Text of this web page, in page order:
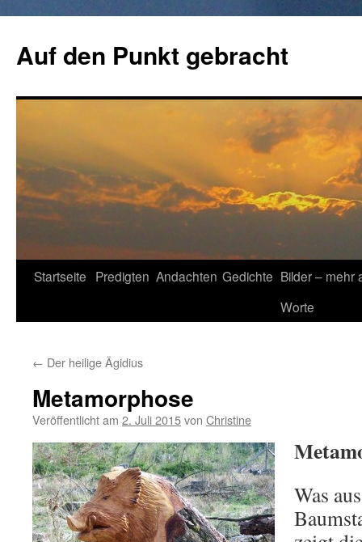
springen
Auf den Punkt gebracht
Startseite Predigten Andachten Gedichte Bilder – mehr
Worte
← Der heilige Ägidius
Metamorphose
Veröffentlicht am 2. Juli 2015von Christine
Was